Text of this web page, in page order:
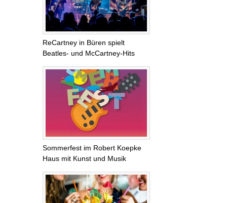
ReCartney in Büren spielt
Beatles- und McCartney-Hits
Sommerfest im Robert Koepke
Haus mit Kunst und Musik